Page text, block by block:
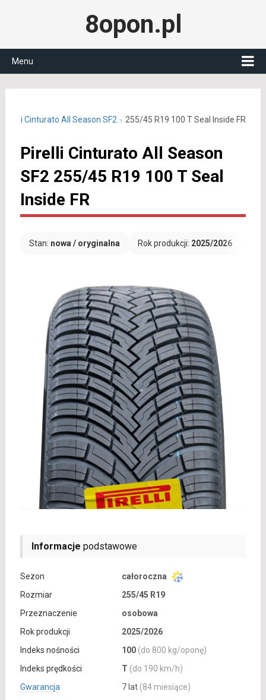
8opon.pl
Menu
Pirelli Cinturato All Season SF2 255/45 R19 100 T Seal Inside FR
Pirelli Cinturato All Season
SF2 255/45 R19 100 T Seal
Inside FR
Stan: nowa / oryginalna Rok produkcji: 2025/2026
Informacje podstawowe
Sezon
całoroczna
Rozmiar
255/45 R19
Przeznaczenie
osobowa
Rok produkcji
2025/2026
Indeks nośności
100 (do 800 kg/oponę)
Indeks prędkości
T (do 190 km/h)
Gwarancja
7 lat (84 miesiące)